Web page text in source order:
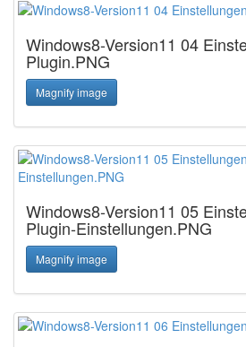
Windows8-Version11 04
Plugin.PNG
Magnify image
Windows8-Version11 05
Plugin-Einstellungen.PNG
Magnify image